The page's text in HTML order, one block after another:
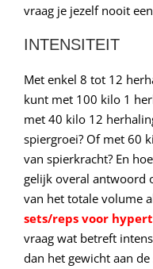
vraag je jezelf nooit
INTENSITEIT
Met enkel 8 tot 12
kunt met 100 kilo 1
met 40 kilo 12
spiergroei? Of met 60
van spierkracht? En
gelijk overal antwoord
van het totale volume
sets/reps voor
vraag wat betreft
dan het gewicht aan